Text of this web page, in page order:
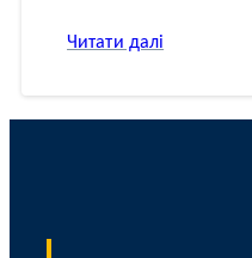
Читати далі